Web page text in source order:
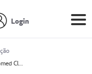
Login
Prestador: Vipmed Clínica Geral Ltda, 51004349-0 (Nome Fantasia: Policlínica Master)